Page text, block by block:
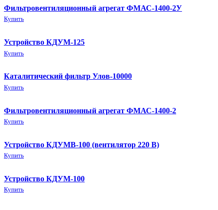
Фильтровентиляционный агрегат ФМАС-1400-2У
Купить
Устройство КДУМ-125
Купить
Каталитический фильтр Улов-10000
Купить
Фильтровентиляционный агрегат ФМАС-1400-2
Купить
Устройство КДУМВ-100 (вентилятор 220 В)
Купить
Устройство КДУМ-100
Купить